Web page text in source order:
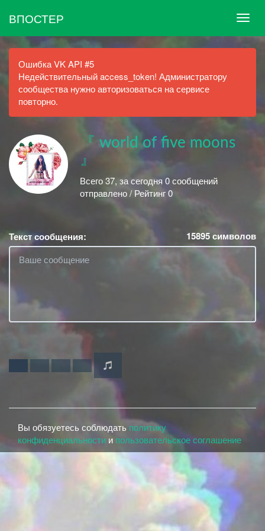
ВПОСТЕР
Ошибка VK API #5
Недействительный access_token! Администратору
сообщества нужно авторизоваться на сервисе
повторно.
『 world of five moons
』
Всего 37, за сегодня 0 сообщений
отправлено / Рейтинг 0
Текст сообщения: 15895символов
Вы обязуетесь соблюдать политику
конфиденциальности и пользовательское соглашение